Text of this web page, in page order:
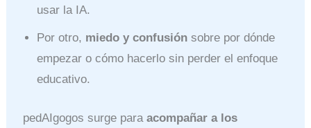
usar la IA.
Por otro, miedo y confusión sobre por dónde
empezar o cómo hacerlo sin perder el enfoque
educativo.
pedAIgogos surge paraacompañar a los